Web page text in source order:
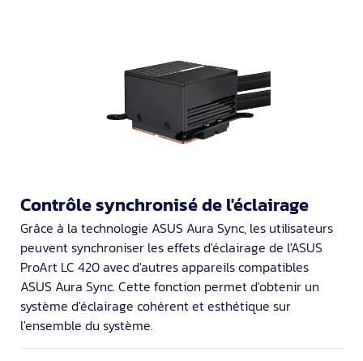
Contrôle synchronisé de l'éclairage
Grâce à la technologie ASUS Aura Sync, les utilisateurs
peuvent synchroniser les effets d'éclairage de l'ASUS
ProArt LC 420 avec d'autres appareils compatibles
ASUS Aura Sync. Cette fonction permet d'obtenir un
système d'éclairage cohérent et esthétique sur
l'ensemble du système.